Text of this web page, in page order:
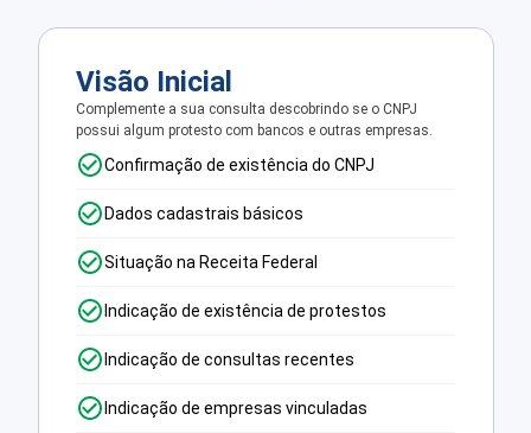
Visão Inicial
Complemente a sua consulta descobrindo se o CNPJ
possui algum protesto com bancos e outras empresas.
Confirmação de existência do CNPJ
Dados cadastrais básicos
Situação na Receita Federal
Indicação de existência de protestos
Indicação de consultas recentes
Indicação de empresas vinculadas